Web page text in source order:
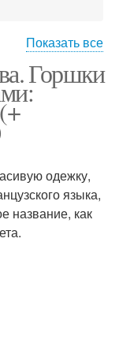
для улицы
Показать все
Горшки
одежку,
языка,
название, как